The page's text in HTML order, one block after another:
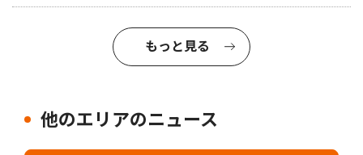
もっと見る
他のエリアのニュース